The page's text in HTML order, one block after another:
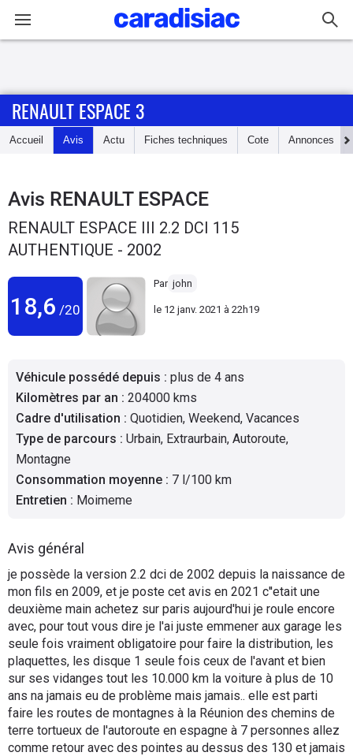
Accueil
Essais
Guide
d'achat
Utilitaires
Flottes
Auto
Services
Forum
Marques
RENAULT ESPACE 3
Accueil Avis Actu Fiches techniques Cote Annonces
Avis RENAULT ESPACE
RENAULT ESPACE III 2.2 DCI 115
AUTHENTIQUE - 2002
18,6 /20
Par john
le 12 janv. 2021 à 22h19
Véhicule possédé depuis : plus de 4 ans
Kilomètres par an : 204000 kms
Cadre d'utilisation : Quotidien, Weekend, Vacances
Type de parcours : Urbain, Extraurbain, Autoroute,
Montagne
Consommation moyenne : 7 l/100 km
Entretien : Moimeme
Avis général
je possède la version 2.2 dci de 2002 depuis la naissance de
mon fils en 2009, et je poste cet avis en 2021 c''etait une
deuxième main achetez sur paris aujourd'hui je roule encore
avec, pour tout vous dire je l'ai juste emmener aux garage les
seule fois vraiment obligatoire pour faire la distribution, les
plaquettes, les disque 1 seule fois ceux de l'avant et bien
sur ses vidanges tout les 10.000 km la voiture à plus de 10
ans na jamais eu de problème mais jamais.. elle est parti
faire les routes de montagnes à la Réunion des chemins de
terre tortueux de l'autoroute en espagne à 7 personnes allez
comme retour avec des pointes au dessus des 130 et jamais